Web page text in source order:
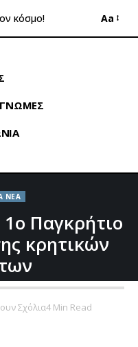
Aa
ΓΝΩΜΕΣ
ΝΕΑ
1ο Παγκρήτιο
κρητικών
Σχόλια4 Min Read